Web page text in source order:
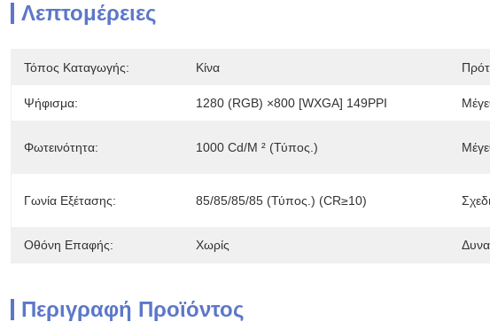
Λεπτομέρειες
Τόπος Καταγωγής: Κίνα
Ψήφισμα: 1280 (RGB) ×800 [WXGA] 149PPI
Φωτεινότητα: 1000 Cd/m ² (τύπος.)
Γωνία Εξέτασης: 85/85/85/85 (τύπος.) (CR≥10)
Οθόνη Επαφής: Χωρίς
Περιγραφή Προϊόντος